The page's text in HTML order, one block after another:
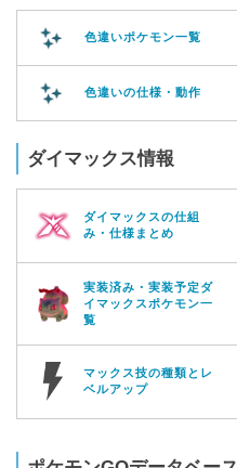
色違いポケモン一覧
色違いの仕様・動作
ダイマックス情報
ダイマックスの仕組
み・仕様まとめ
実装済み・実装予定ダ
イマックスポケモン一
覧
マックス技の種類とレ
ベルアップ